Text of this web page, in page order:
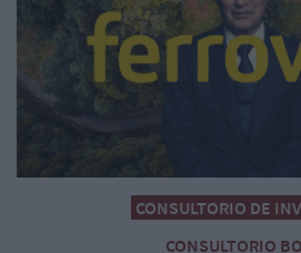
CONSULTORIO DE
CONSULTORIO